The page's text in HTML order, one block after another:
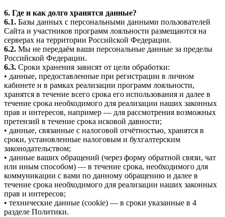
6. Где и как долго хранятся данные?
6.1. Базы данных с персональными данными пользователей
Сайта и участников программ лояльности размещаются на
серверах на территории Российской Федерации.
6.2. Мы не передаём ваши персональные данные за пределы
Российской Федерации.
6.3. Сроки хранения зависят от цели обработки:
• данные, предоставленные при регистрации в личном
кабинете и в рамках реализации программ лояльности,
хранятся в течение всего срока его использования и далее в
течение срока необходимого для реализации наших законных
прав и интересов, например — для рассмотрения возможных
претензий в течение срока исковой давности;
• данные, связанные с налоговой отчётностью, хранятся в
сроки, установленные налоговым и бухгалтерским
законодательством;
• данные ваших обращений (через форму обратной связи, чат
или иным способом) — в течение срока, необходимого для
коммуникации с вами по данному обращению и далее в
течение срока необходимого для реализации наших законных
прав и интересов;
• технические данные (cookie) — в сроки указанные в 4
разделе Политики.